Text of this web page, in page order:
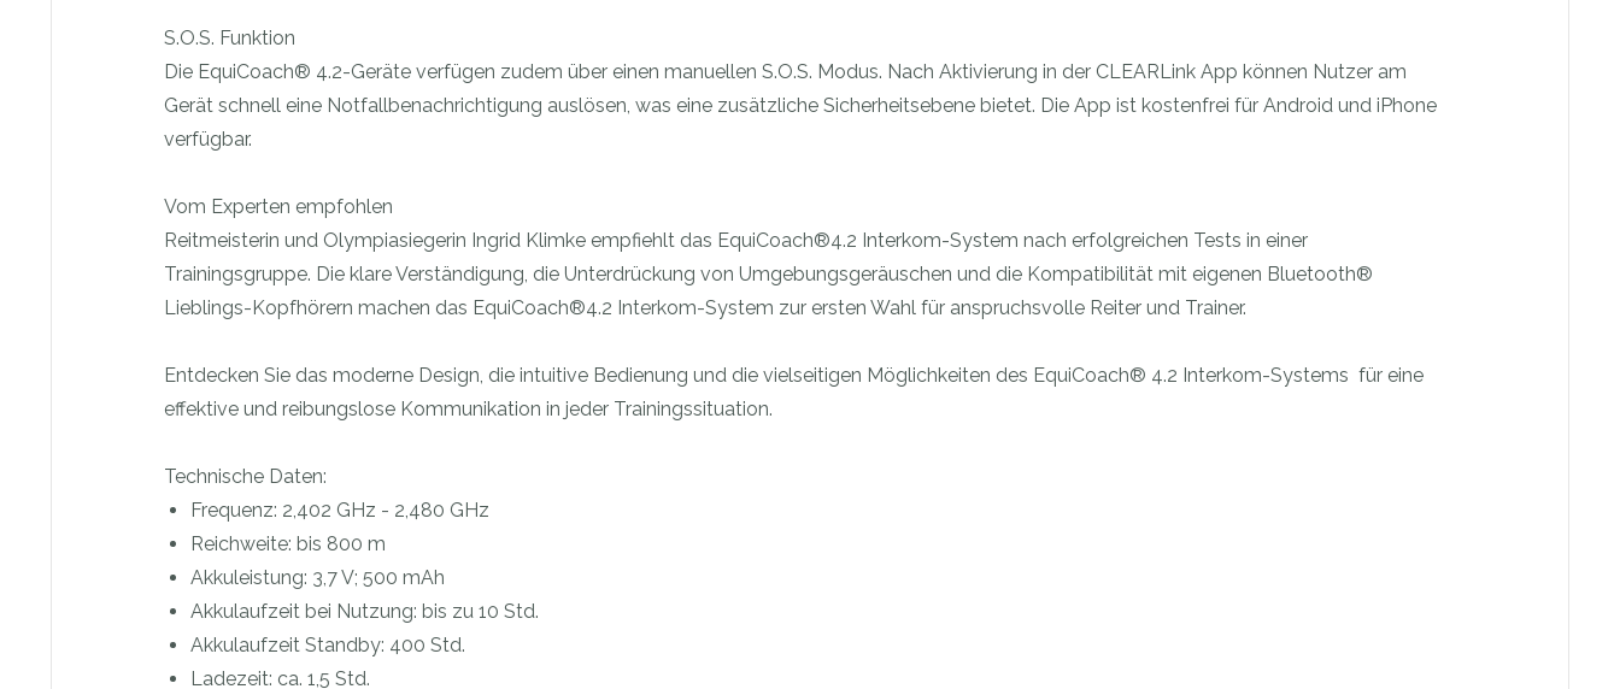
S.O.S. Funktion
Die EquiCoach® 4.2-Geräte verfügen zudem über einen manuellen S.O.S. Modus. Nach Aktivierung in der CLEARLink App können Nutzer am
Gerät schnell eine Notfallbenachrichtigung auslösen, was eine zusätzliche Sicherheitsebene bietet. Die App ist kostenfrei für Android und iPhone
verfügbar.
Vom Experten empfohlen
Reitmeisterin und Olympiasiegerin Ingrid Klimke empfiehlt das EquiCoach®4.2 Interkom-System nach erfolgreichen Tests in einer
Trainingsgruppe. Die klare Verständigung, die Unterdrückung von Umgebungsgeräuschen und die Kompatibilität mit eigenen Bluetooth®
Lieblings-Kopfhörern machen das EquiCoach®4.2 Interkom-System zur ersten Wahl für anspruchsvolle Reiter und Trainer.
Entdecken Sie das moderne Design, die intuitive Bedienung und die vielseitigen Möglichkeiten des EquiCoach® 4.2 Interkom-Systems  für eine
effektive und reibungslose Kommunikation in jeder Trainingssituation.
Technische Daten:
Frequenz: 2,402 GHz - 2,480 GHz
Reichweite: bis 800 m
Akkuleistung: 3,7 V; 500 mAh
Akkulaufzeit bei Nutzung: bis zu 10 Std.
Akkulaufzeit Standby: 400 Std.
Ladezeit: ca. 1,5 Std.